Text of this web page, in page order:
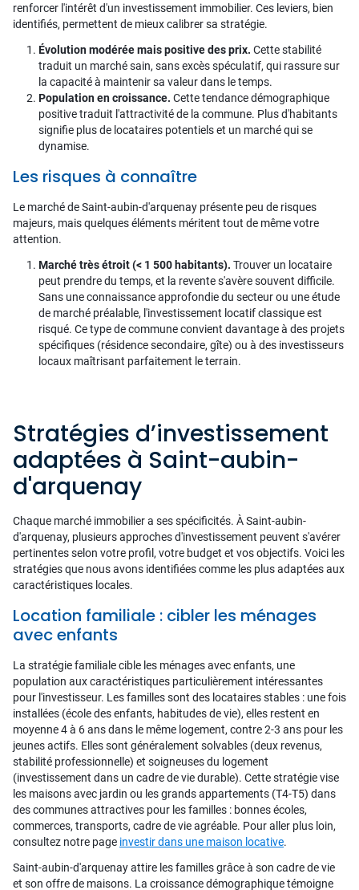
renforcer l'intérêt d'un investissement immobilier. Ces leviers, bien
identifiés, permettent de mieux calibrer sa stratégie.
Évolution modérée mais positive des prix. Cette stabilité
traduit un marché sain, sans excès spéculatif, qui rassure sur
la capacité à maintenir sa valeur dans le temps.
Population en croissance. Cette tendance démographique
positive traduit l'attractivité de la commune. Plus d'habitants
signifie plus de locataires potentiels et un marché qui se
dynamise.
Les risques à connaître
Le marché de Saint-aubin-d'arquenay présente peu de risques
majeurs, mais quelques éléments méritent tout de même votre
attention.
Marché très étroit (< 1 500 habitants). Trouver un locataire
peut prendre du temps, et la revente s'avère souvent difficile.
Sans une connaissance approfondie du secteur ou une étude
de marché préalable, l'investissement locatif classique est
risqué. Ce type de commune convient davantage à des projets
spécifiques (résidence secondaire, gîte) ou à des investisseurs
locaux maîtrisant parfaitement le terrain.
Stratégies d’investissement
adaptées à Saint-aubin-
d'arquenay
Chaque marché immobilier a ses spécificités. À Saint-aubin-
d'arquenay, plusieurs approches d'investissement peuvent s'avérer
pertinentes selon votre profil, votre budget et vos objectifs. Voici les
stratégies que nous avons identifiées comme les plus adaptées aux
caractéristiques locales.
Location familiale : cibler les ménages
avec enfants
La stratégie familiale cible les ménages avec enfants, une
population aux caractéristiques particulièrement intéressantes
pour l'investisseur. Les familles sont des locataires stables : une fois
installées (école des enfants, habitudes de vie), elles restent en
moyenne 4 à 6 ans dans le même logement, contre 2-3 ans pour les
jeunes actifs. Elles sont généralement solvables (deux revenus,
stabilité professionnelle) et soigneuses du logement
(investissement dans un cadre de vie durable). Cette stratégie vise
les maisons avec jardin ou les grands appartements (T4-T5) dans
des communes attractives pour les familles : bonnes écoles,
commerces, transports, cadre de vie agréable. Pour aller plus loin,
consultez notre page investir dans une maison locative.
Saint-aubin-d'arquenay attire les familles grâce à son cadre de vie
et son offre de maisons. La croissance démographique témoigne